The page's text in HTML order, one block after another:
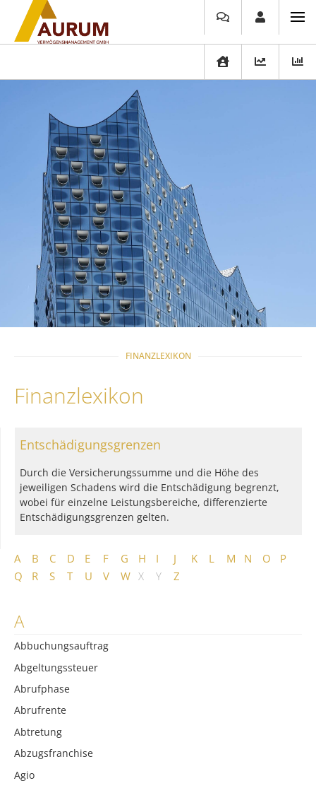
FINANZLEXIKON
Finanzlexikon
A B C D E F G H I J K L M N O
P
Q
R S T U V W X Y Z
A
Abbuchungsauftrag
Abgeltungssteuer
Abrufphase
Abrufrente
Abtretung
Abzugsfranchise
Agio
Entschädigungsgrenzen
Durch die Versicherungssumme und die Höhe des
jeweiligen Schadens wird die Entschädigung begrenzt,
wobei für einzelne Leistungsbereiche, differenzierte
Entschädigungsgrenzen gelten.